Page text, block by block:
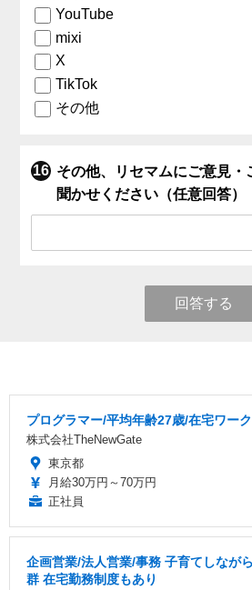
YouTube
mixi
X
TikTok
その他
その他、リセマムにご意見・
聞かせください（任意回答）
回答する
プログラマー/平均年齢27歳/在宅ワーク
株式会社TheNewGate
東京都
月給30万円～70万円
正社員
企画営業/法人営業/事務 子育てしなが
群 在宅勤務制度もあり